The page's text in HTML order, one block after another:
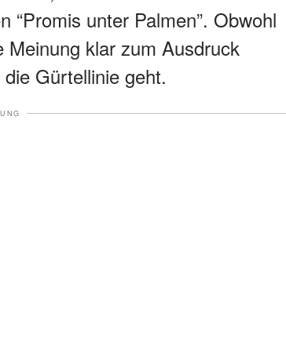
unter Palmen”. Obwohl
klar zum Ausdruck
Gürtellinie geht.